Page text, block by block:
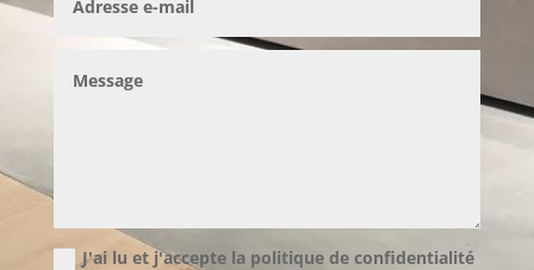
J'ai lu et j'accepte la politique de confidentialité